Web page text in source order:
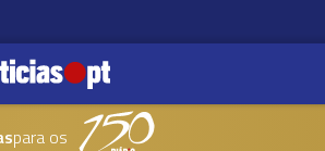
para os